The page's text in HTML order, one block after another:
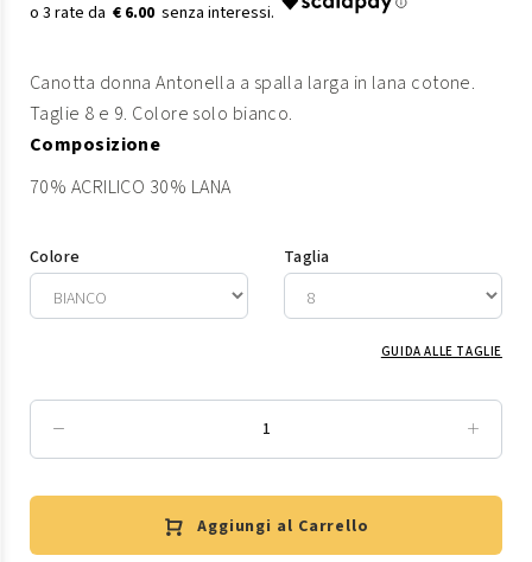
€ 6.00
Canotta donna Antonella a spalla larga in lana cotone.
Taglie 8 e 9. Colore solo bianco.
Composizione
70% ACRILICO 30% LANA
Colore Taglia
GUIDA ALLE TAGLIE
Aggiungi al Carrello